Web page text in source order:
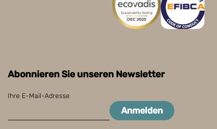
Abonnieren Sie unseren Newsletter
Ihre E-Mail-Adresse
Anmelden